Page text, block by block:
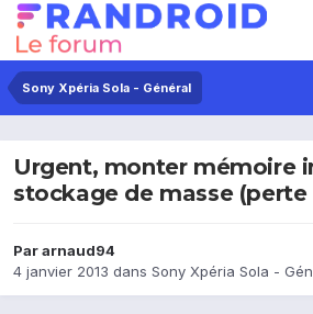
Sony Xpéria Sola - Général
Urgent, monter mémoire
stockage de masse (perte
Pararnaud94
4 janvier 2013 dans Sony Xpéria Sola -